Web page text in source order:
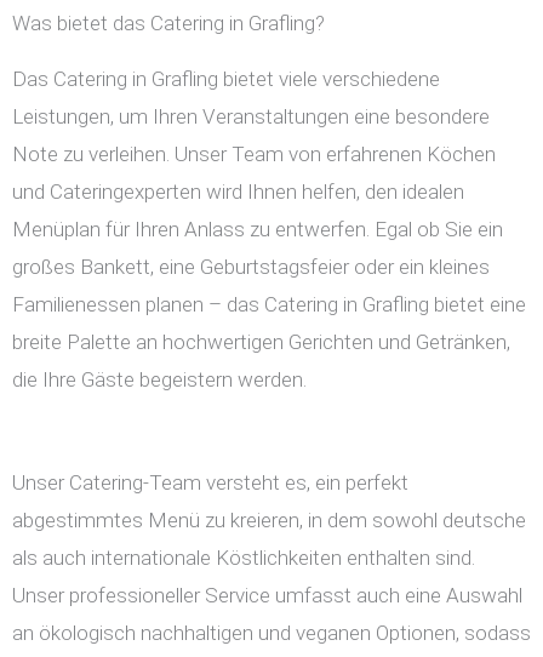
Was bietet das Catering in Grafling?
Das Catering in Grafling bietet viele verschiedene
Leistungen, um Ihren Veranstaltungen eine besondere
Note zu verleihen. Unser Team von erfahrenen Köchen
und Cateringexperten wird Ihnen helfen, den idealen
Menüplan für Ihren Anlass zu entwerfen. Egal ob Sie ein
großes Bankett, eine Geburtstagsfeier oder ein kleines
Familienessen planen – das Catering in Grafling bietet eine
breite Palette an hochwertigen Gerichten und Getränken,
die Ihre Gäste begeistern werden.
Unser Catering-Team versteht es, ein perfekt
abgestimmtes Menü zu kreieren, in dem sowohl deutsche
als auch internationale Köstlichkeiten enthalten sind.
Unser professioneller Service umfasst auch eine Auswahl
an ökologisch nachhaltigen und veganen Optionen, sodass